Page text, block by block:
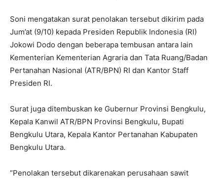
Soni mengatakan surat penolakan tersebut dikirim pada
Jum’at (9/10) kepada Presiden Republik Indonesia (RI)
Jokowi Dodo dengan beberapa tembusan antara lain
Kementerian Kementerian Agraria dan Tata Ruang/Badan
Pertanahan Nasional (ATR/BPN) RI dan Kantor Staff
Presiden RI.
Surat juga ditembuskan ke Gubernur Provinsi Bengkulu,
Kepala Kanwil ATR/BPN Provinsi Bengkulu, Bupati
Bengkulu Utara, Kepala Kantor Pertanahan Kabupaten
Bengkulu Utara.
“Penolakan tersebut dikarenakan perusahaan sawit